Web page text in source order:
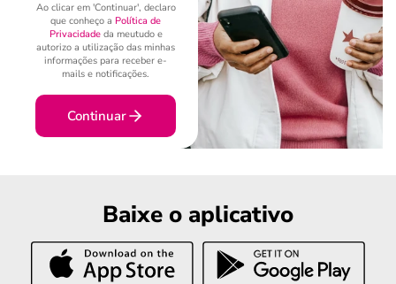
Ao clicar em 'Continuar', declaro
que conheço a Política de
Privacidadeda meutudo e
autorizo a utilização das minhas
informações para receber e-
mails e notificações.
Continuar
Baixe o aplicativo